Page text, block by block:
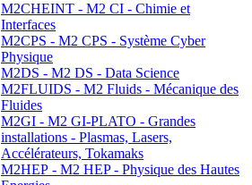
M2CHEINT - M2 CI - Chimie et
Interfaces
M2CPS - M2 CPS - Système Cyber
Physique
M2DS - M2 DS - Data Science
M2FLUIDS - M2 Fluids - Mécanique des
Fluides
M2GI - M2 GI-PLATO - Grandes
installations - Plasmas, Lasers,
Accélérateurs, Tokamaks
M2HEP - M2 HEP - Physique des Hautes